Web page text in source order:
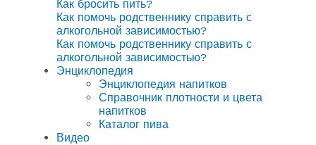
Как бросить пить?
Как помочь родственнику справить с
алкогольной зависимостью?
Как помочь родственнику справить с
алкогольной зависимостью?
Энциклопедия
Энциклопедия напитков
Справочник плотности и цвета
напитков
Каталог пива
Видео